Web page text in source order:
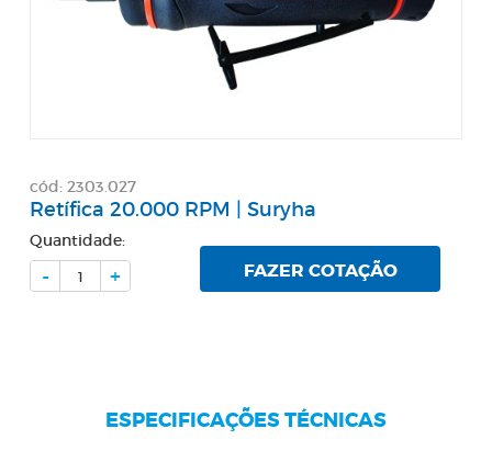
cód: 2303.027
Retífica 20.000 RPM | Suryha
Quantidade:
- + FAZER COTAÇÃO
ESPECIFICAÇÕES TÉCNICAS